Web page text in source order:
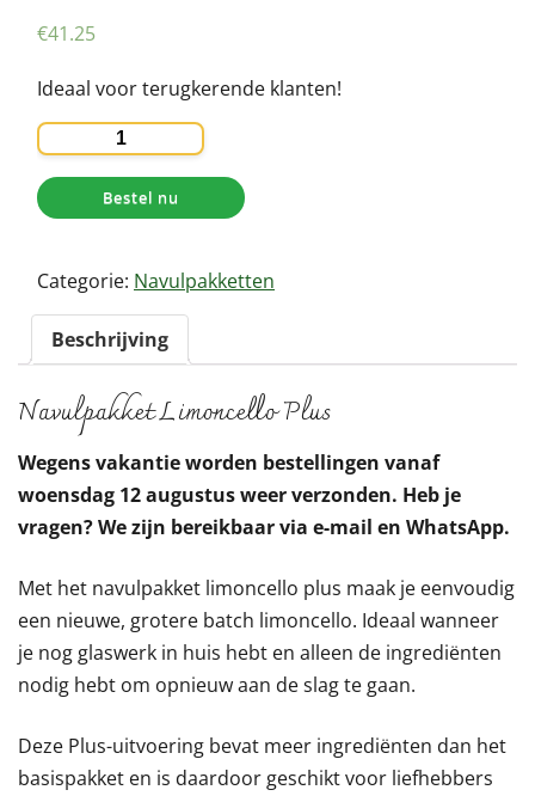
€41.25
Ideaal voor terugkerende klanten!
Navulpakket
limoncello
Plus
(1,4l)
Bestel nu
Categorie: Navulpakketten
Beschrijving
Navulpakket Limoncello Plus
Wegens vakantie worden bestellingen vanaf
woensdag 12 augustus weer verzonden. Heb je
vragen? We zijn bereikbaar via e-mail en WhatsApp.
Met het navulpakket limoncello plus maak je eenvoudig
een nieuwe, grotere batch limoncello. Ideaal wanneer
je nog glaswerk in huis hebt en alleen de ingrediënten
nodig hebt om opnieuw aan de slag te gaan.
Deze Plus-uitvoering bevat meer ingrediënten dan het
basispakket en is daardoor geschikt voor liefhebbers